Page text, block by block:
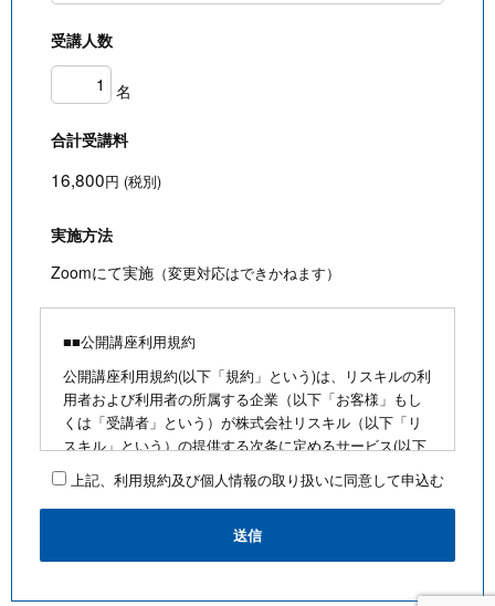
受講人数
名
合計受講料
16,800円 (税別)
実施方法
Zoomにて実施 （変更対応はできかねます）
■■公開講座利用規約
公開講座利用規約(以下「規約」という)は、リスキルの利
用者および利用者の所属する企業（以下「お客様」もし
くは「受講者」という）が株式会社リスキル（以下「リ
スキル」という）の提供する次条に定めるサービス(以下
「公開講座」という)を利用するにあたり、お客様に遵守
していただく事項を定めたものです。
■公開講座お申込みにあたって
・最少催行人数を満たさないなど合理的な事由がある場
とします
上記、利用規約及び個人情報の取り扱いに同意して申込む